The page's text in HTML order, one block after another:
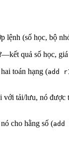
lệnh (số học, bộ
quả số học,
toán hạng (add
tải/lưu, nó được
cho hằng số (